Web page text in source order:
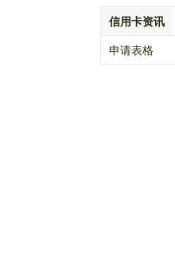
信用卡资讯
申请表格